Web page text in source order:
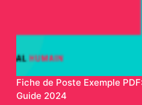
Fiche de Poste Exemple
Guide 2024